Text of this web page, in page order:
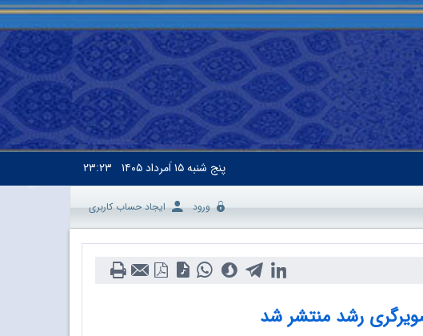
پنج شنبه۱۵ اَمرداد ۱۴۰۵ ۲۳:۲۳
ورود ایجاد حساب کاربری
رشد منتشر شد